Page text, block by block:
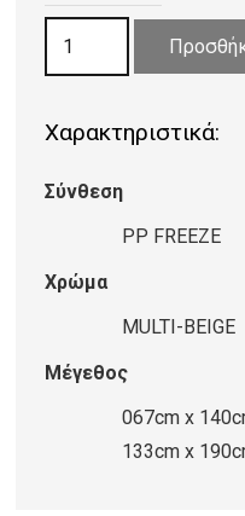
70171/Z
BEIGE
ποσότητα
Χαρακτηριστικά:
Σύνθεση
PP FREEZE
Χρώμα
MULTI-BEIGE
Μέγεθος
067cm x
133cm x